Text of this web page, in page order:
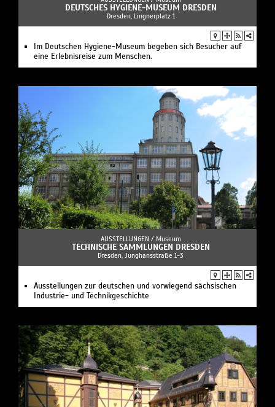
DEUTSCHES HYGIENE-MUSEUM DRESDEN
Dresden, Lingnerplatz 1
Im Deutschen Hygiene-Museum begeben sich Besucher auf
eine Erlebnisreise zum Menschen.
AUSSTELLUNGEN / Museum
TECHNISCHE SAMMLUNGEN DRESDEN
Dresden, Junghansstraße 1-3
Ausstellungen zur deutschen und vorwiegend sächsischen
Industrie- und Technikgeschichte